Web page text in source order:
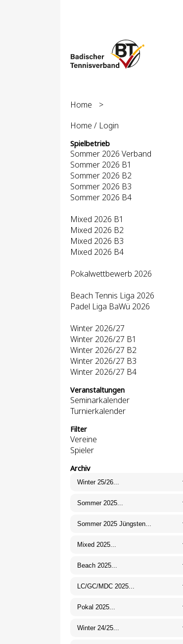
Home
>
Home / Login
Spielbetrieb
Sommer 2026 Verband
Sommer 2026 B1
Sommer 2026 B2
Sommer 2026 B3
Sommer 2026 B4
Mixed 2026 B1
Mixed 2026 B2
Mixed 2026 B3
Mixed 2026 B4
Pokalwettbewerb 2026
Beach Tennis Liga 2026
Padel Liga BaWü 2026
Winter 2026/27
Winter 2026/27 B1
Winter 2026/27 B2
Winter 2026/27 B3
Winter 2026/27 B4
Veranstaltungen
Seminarkalender
Turnierkalender
Filter
Vereine
Spieler
Archiv